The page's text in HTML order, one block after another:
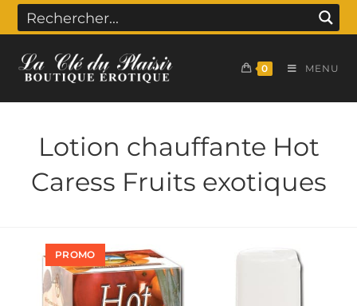
0 MENU
Lotion chauffante Hot
Caress Fruits exotiques
PROMO